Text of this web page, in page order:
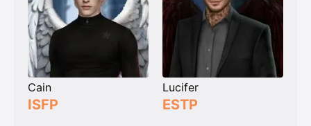
Cain
ISFP
Lucifer
ESTP